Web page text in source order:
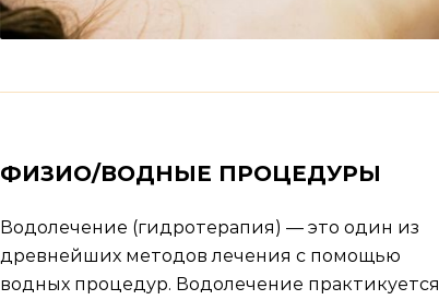
ФИЗИО/ВОДНЫЕ ПРОЦЕДУРЫ
Водолечение (гидротерапия) — это один из
древнейших методов лечения с помощью
водных процедур. Водолечение практикуется